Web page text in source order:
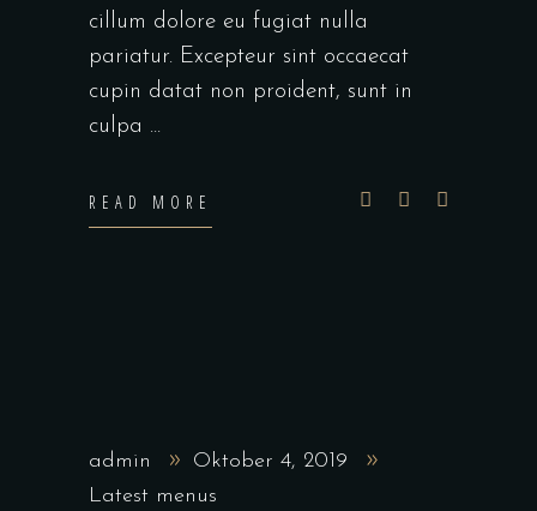
cillum dolore eu fugiat nulla
pariatur. Excepteur sint occaecat
cupin datat non proident, sunt in
culpa
READ MORE
admin
Oktober 4, 2019
Latest menus